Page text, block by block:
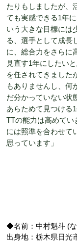
たりもしましたが、
ても実感できる1年
いう大きな目標には
る、選手として成長
に、総合力をさらに
見直す1年にしたい
を任されてきました
もありませんし、何
だ分かっていない状
あらためて見つける
TTの能力は高めて
には照準を合わせて
思っています」
◆名前：中村魁斗 (
出身地：栃木県日光